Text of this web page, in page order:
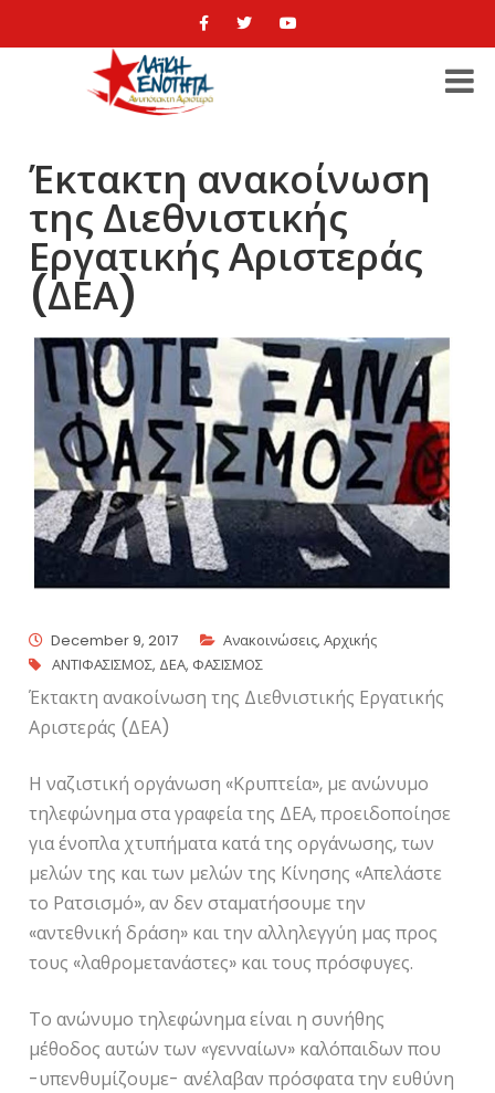
Έκτακτη ανακοίνωση
της Διεθνιστικής
Εργατικής Αριστεράς
(ΔΕΑ)
December 9, 2017 Ανακοινώσεις,Αρχικής
ΑΝΤΙΦΑΣΙΣΜΟΣ, ΔΕΑ, ΦΑΣΙΣΜΟΣ
Έκτακτη ανακοίνωση της Διεθνιστικής Εργατικής
Αριστεράς (ΔΕΑ)
Η ναζιστική οργάνωση «Κρυπτεία», με ανώνυμο
τηλεφώνημα στα γραφεία της ΔΕΑ, προειδοποίησε
για ένοπλα χτυπήματα κατά της οργάνωσης, των
μελών της και των μελών της Κίνησης «Απελάστε
το Ρατσισμό», αν δεν σταματήσουμε την
«αντεθνική δράση» και την αλληλεγγύη μας προς
τους «λαθρομετανάστες» και τους πρόσφυγες.
Το ανώνυμο τηλεφώνημα είναι η συνήθης
μέθοδος αυτών των «γενναίων» καλόπαιδων που
-υπενθυμίζουμε- ανέλαβαν πρόσφατα την ευθύνη